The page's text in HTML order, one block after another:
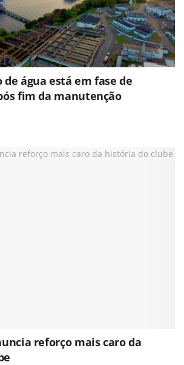
água está em fase de
fim da manutenção
reforço mais caro da